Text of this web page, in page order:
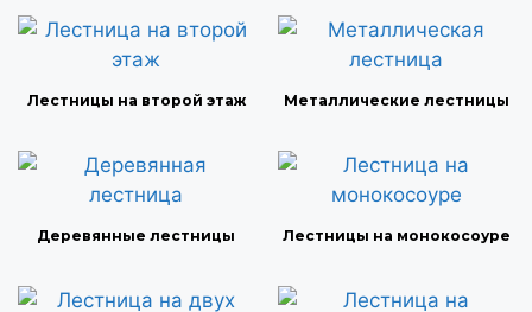
Лестницы на второй этаж Металлические лестницы
Деревянные лестницы Лестницы на монокосоуре